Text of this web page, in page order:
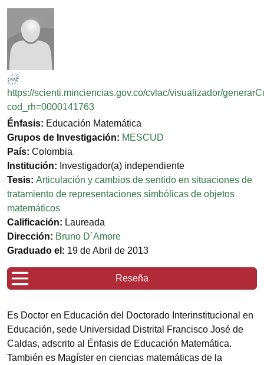
https://scienti.minciencias.gov.co/cvlac/visualizador/
cod_rh=0000141763
Énfasis: Educación Matemática
Grupos de Investigación: MESCUD
País: Colombia
Institución: Investigador(a) independiente
Tesis: Articulación y cambios de sentido en situaciones de
tratamiento de representaciones simbólicas de objetos
matemáticos
Calificación: Laureada
Dirección: Bruno D´Amore
Graduado el: 19 de Abril de 2013
Reseña
Es Doctor en Educación del Doctorado Interinstitucional en
Educación, sede Universidad Distrital Francisco José de
Caldas, adscrito al Énfasis de Educación Matemática.
También es Magíster en ciencias matemáticas de la